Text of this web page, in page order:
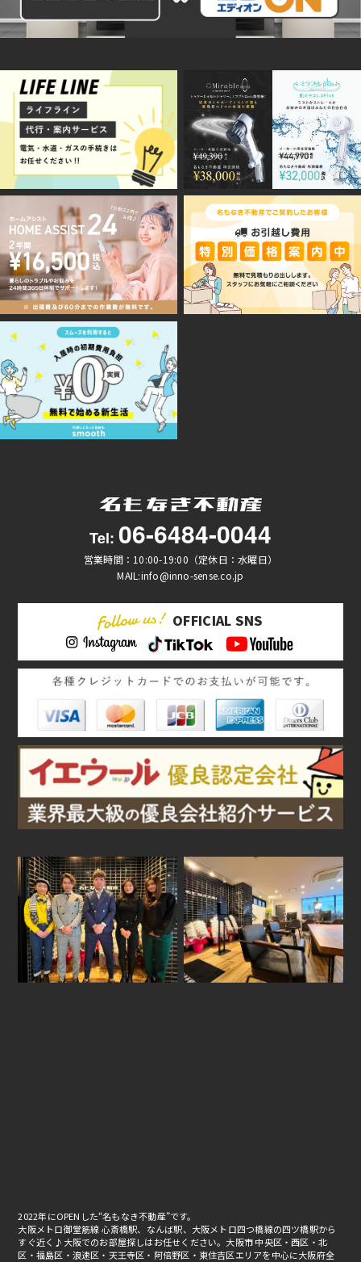
Tel: 06-6484-0044
営業時間：10:00-19:00（定休日：水曜日）
MAIL:info@inno-sense.co.jp
OFFICIAL SNS
2022年にOPENした“名もなき不動産”です。
大阪メトロ御堂筋線 心斎橋駅、なんば駅、大阪メトロ四つ橋線の四ツ橋駅から
すぐ近く♪大阪でのお部屋探しはお任せください。大阪市 中央区・西区・北
区・福島区・浪速区・天王寺区・阿倍野区・東住吉区エリアを中心に大阪府全